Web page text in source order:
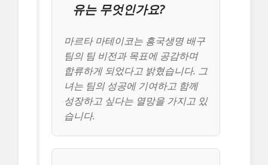
유는 무엇인가요?
마르타 마테이코는 흥국생명 배구
팀의 팀 비전과 목표에 공감하며
합류하게 되었다고 밝혔습니다. 그
녀는 팀의 성공에 기여하고 함께
성장하고 싶다는 열망을 가지고 있
습니다.